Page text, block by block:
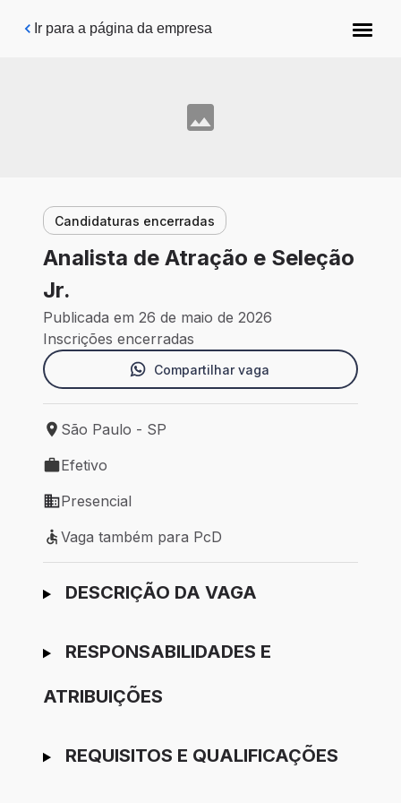
Pular para o conteúdo principal
Ir para a página da empresa
Candidaturas encerradas
Analista de Atração e Seleção
Jr.
Publicada em 26 de maio de 2026
Inscrições encerradas
Compartilhar vaga
Local de trabalho: São Paulo - SP
São Paulo - SP
Tipo de vaga: Efetivo
Efetivo
Modelo de trabalho: Presencial
Presencial
Vaga também para PcD
Vaga também para PcD
Ir para candidatura
DESCRIÇÃO DA VAGA
RESPONSABILIDADES E
ATRIBUIÇÕES
REQUISITOS E QUALIFICAÇÕES